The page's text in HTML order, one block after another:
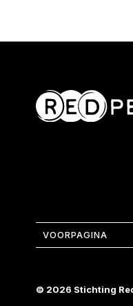
VOORPAGINA
© 2026 Stichting